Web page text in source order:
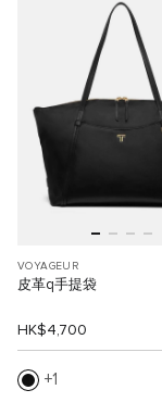
VOYAGEUR
皮革q手提袋
HK$4,700
1